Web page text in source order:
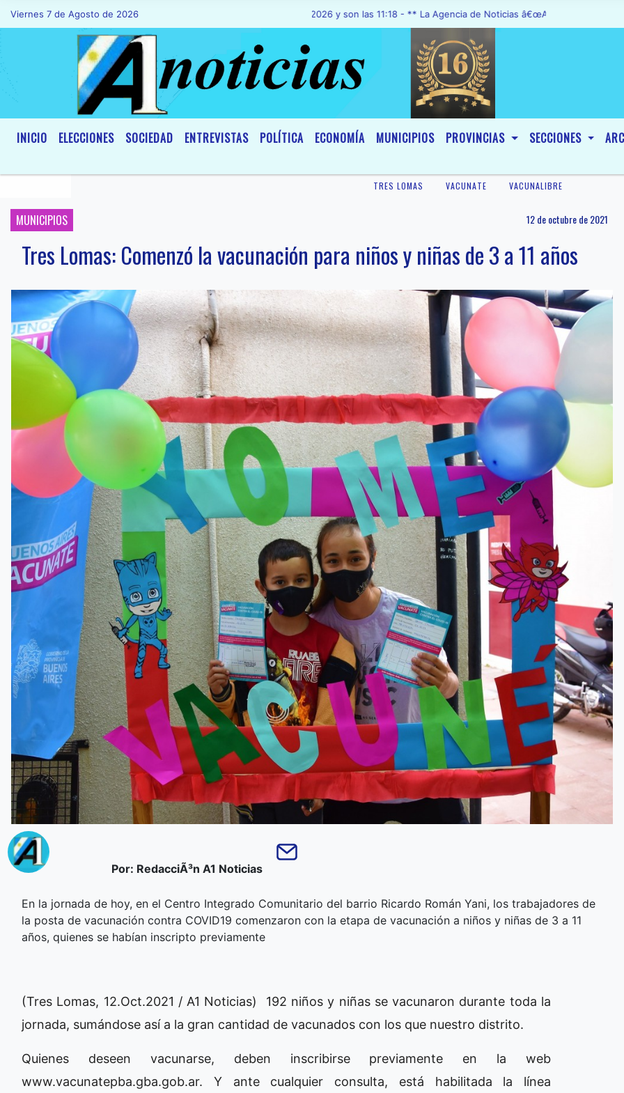
Viernes 7 de Agosto de 2026Hoy es Viernes 7 de Agosto de 2026 y son las 11:18 - ** La Agencia de Noticias â€œA1 Noticiasâ€, fue
INICIO ELECCIONES SOCIEDAD ENTREVISTAS POLÍTICA ECONOMÍA MUNICIPIOS PROVINCIAS SECCIONES
TRES LOMAS VACUNATE VACUNALIBRE
MUNICIPIOS 12 de octubre de 2021
Tres Lomas: Comenzó la vacunación para niños y niñas de 3 a 11 años
Por: RedacciÃ³n A1 Noticias
En la jornada de hoy, en el Centro Integrado Comunitario del barrio Ricardo Román Yani, los trabajadores de
la posta de vacunación contra COVID19 comenzaron con la etapa de vacunación a niños y niñas de 3 a 11
años, quienes se habían inscripto previamente
(Tres Lomas, 12.Oct.2021 / A1 Noticias) 192 niños y niñas se vacunaron durante toda la
jornada, sumándose así a la gran cantidad de vacunados con los que nuestro distrito.
Quienes deseen vacunarse, deben inscribirse previamente en la web
www.vacunatepba.gba.gob.ar. Y ante cualquier consulta, está habilitada la línea